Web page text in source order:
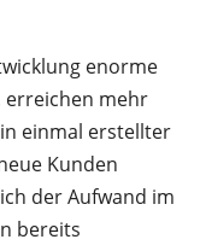
enorme
erreichen mehr
einmal erstellter
Kunden
der Aufwand im
bereits